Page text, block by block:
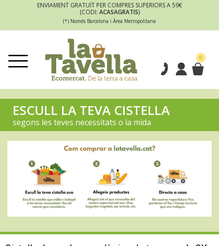
ENVIAMENT GRATUÏT PER COMPRES SUPERIORS A 59€
(CODI: ACASAGRATIS)
(*) Només Barcelona i Àrea Metropolitana
0
ESCULL LA TEVA CISTELLA
segons les teves necessitats o la mida